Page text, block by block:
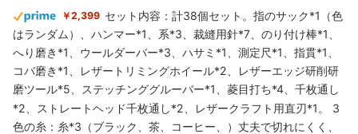
￥2,399 セット内容：計38個セット。指のサック*1（色
はランダム）、ハンマー*1、系*3、裁縫用針*7、のり付け棒*1、
へり磨き*1、ウールダーバー*3、ハサミ*1、測定尺*1、指貫*1、
コバ磨き*1、レザートリミングホイール*2、レザーエッジ研削研
磨ツール*5、ステッチンググルーバー*1、菱目打ち*4、千枚通し
*2、ストレートヘッド千枚通し*2、レザークラフト用直刃*1。 3
色の糸：糸*3（ブラック、茶、コーヒー、）丈夫で切れにくく、